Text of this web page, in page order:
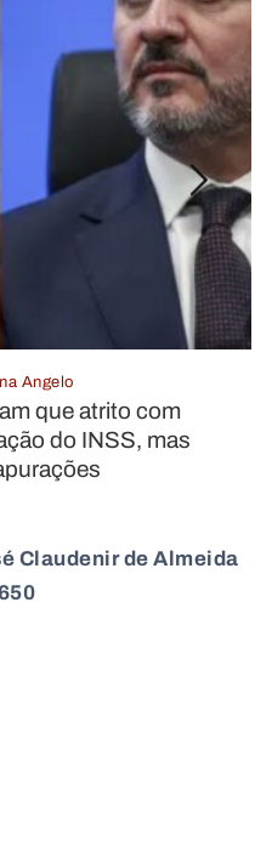
Destaques
BC corta Selic para 14%
“porta aberta” para
Claudenir de Almeida